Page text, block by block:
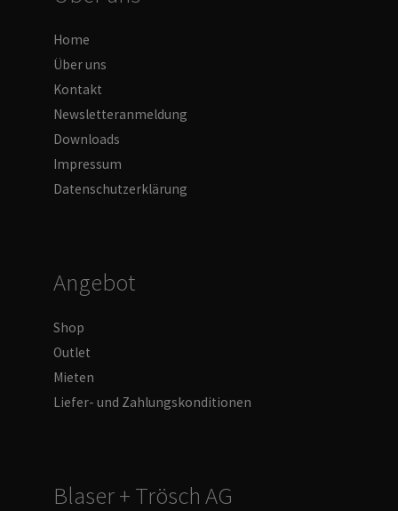
Home
Über uns
Kontakt
Newsletteranmeldung
Downloads
Impressum
Datenschutzerklärung
Angebot
Shop
Outlet
Mieten
Liefer- und Zahlungskonditionen
Blaser + Trösch AG